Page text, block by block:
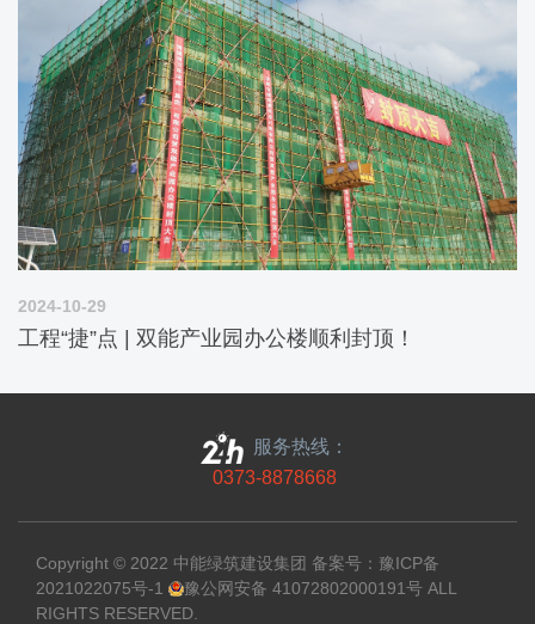
2024-10-29
工程“捷”点 | 双能产业园办公楼顺利封顶！
服务热线：
0373-8878668
Copyright © 2022 中能绿筑建设集团 备案号： 豫ICP备
2021022075号-1
豫公网安备 41072802000191号 ALL
RIGHTS RESERVED.